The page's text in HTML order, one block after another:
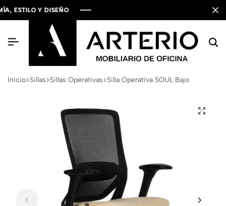
Y DISEÑO
Y DISEÑO
Y DISEÑO
Inicio Sillas Sillas Operativas Silla Operativa SOUL Bajo